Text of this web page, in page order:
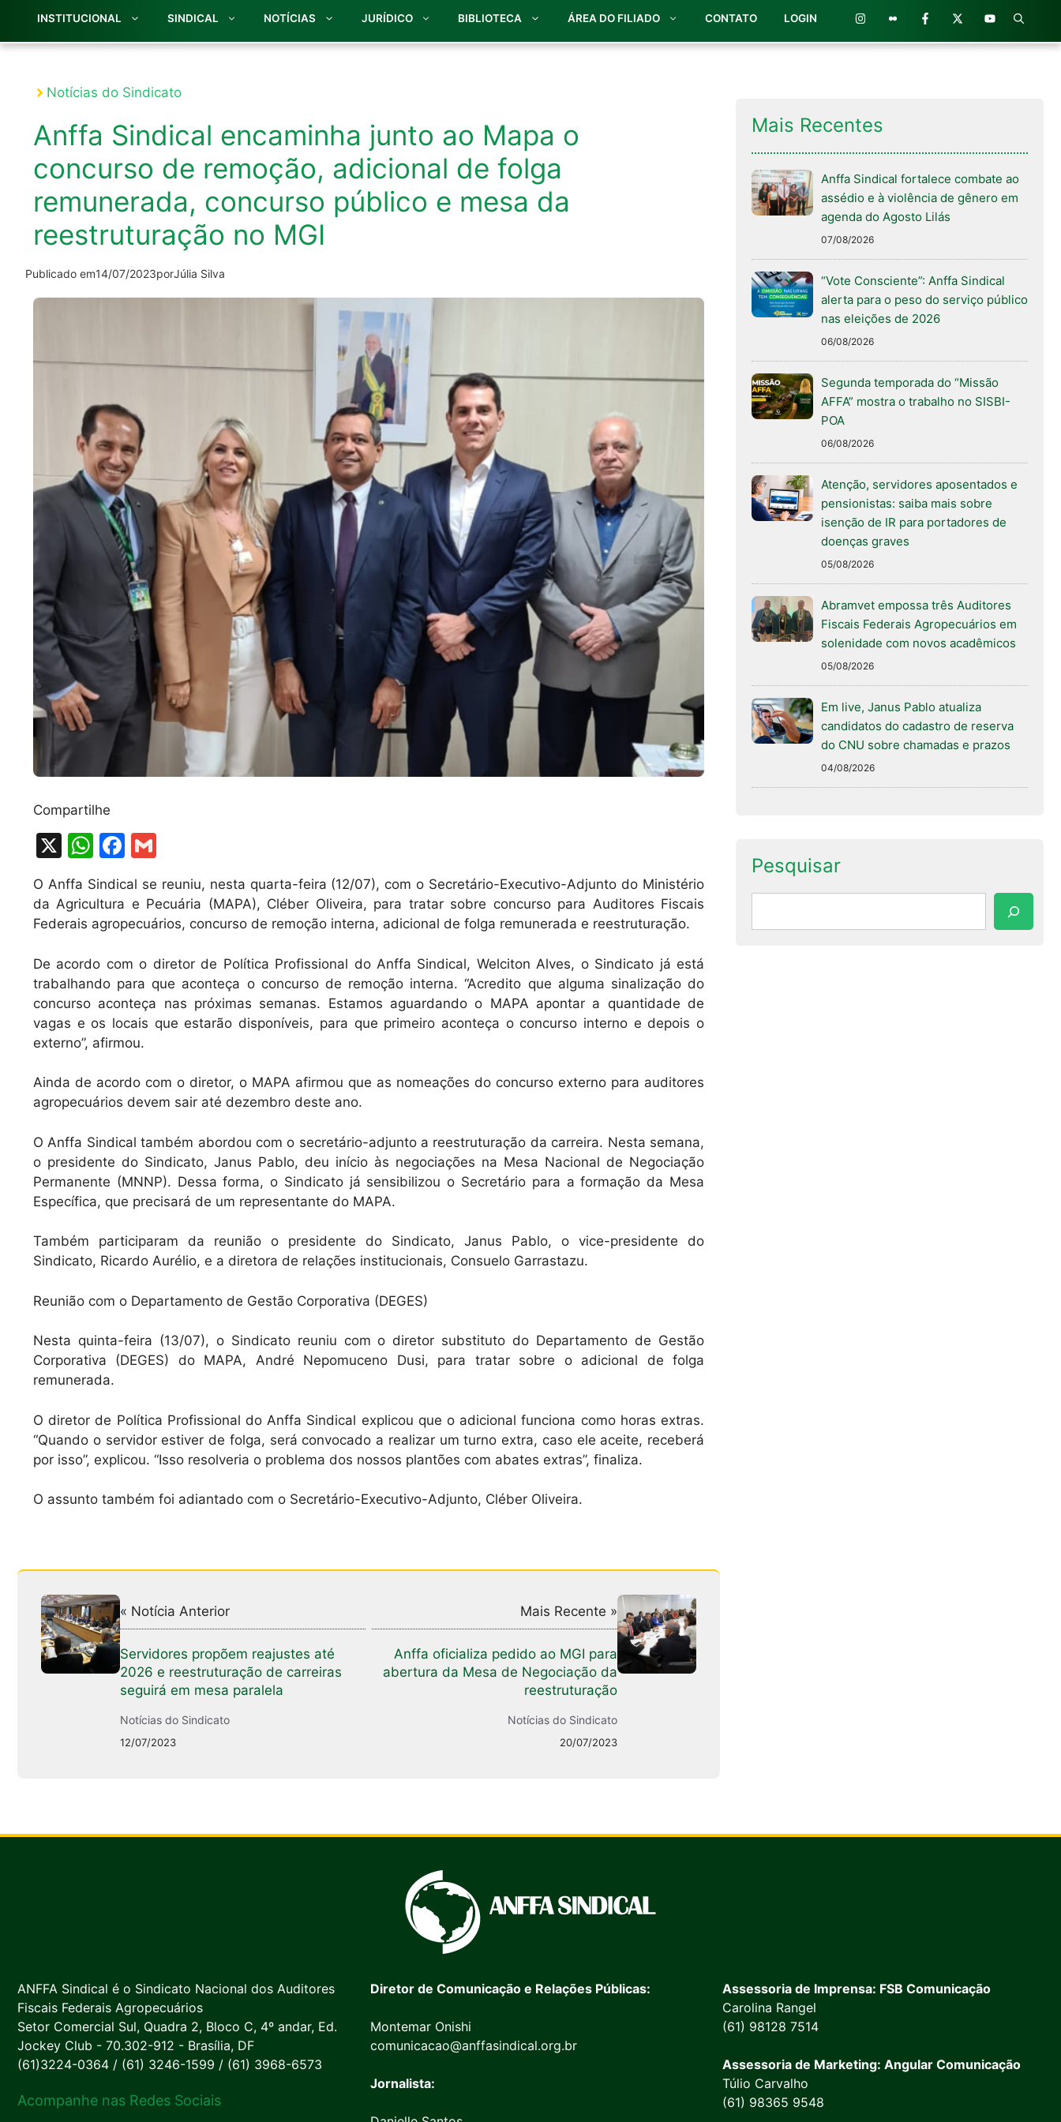
INSTITUCIONAL SINDICAL NOTÍCIAS JURÍDICO BIBLIOTECA ÁREA DO FILIADO CONTATO LOGIN
Notícias do Sindicato
Anffa Sindical encaminha junto ao Mapa o
concurso de remoção, adicional de folga
remunerada, concurso público e mesa da
reestruturação no MGI
Publicado em14/07/2023porJúlia Silva
Compartilhe
X
W
h
at
s
p
p
F
a
c
e
o
o
k
ai
l
O Anffa Sindical se reuniu, nesta quarta-feira (12/07), com o Secretário-Executivo-Adjunto do Ministério
da Agricultura e Pecuária (MAPA), Cléber Oliveira, para tratar sobre concurso para Auditores Fiscais
Federais agropecuários, concurso de remoção interna, adicional de folga remunerada e reestruturação.
De acordo com o diretor de Política Profissional do Anffa Sindical, Welciton Alves, o Sindicato já está
trabalhando para que aconteça o concurso de remoção interna. “Acredito que alguma sinalização do
concurso aconteça nas próximas semanas. Estamos aguardando o MAPA apontar a quantidade de
vagas e os locais que estarão disponíveis, para que primeiro aconteça o concurso interno e depois o
externo”, afirmou.
Ainda de acordo com o diretor, o MAPA afirmou que as nomeações do concurso externo para auditores
agropecuários devem sair até dezembro deste ano.
O Anffa Sindical também abordou com o secretário-adjunto a reestruturação da carreira. Nesta semana,
o presidente do Sindicato, Janus Pablo, deu início às negociações na Mesa Nacional de Negociação
Permanente (MNNP). Dessa forma, o Sindicato já sensibilizou o Secretário para a formação da Mesa
Específica, que precisará de um representante do MAPA.
Também participaram da reunião o presidente do Sindicato, Janus Pablo, o vice-presidente do
Sindicato, Ricardo Aurélio, e a diretora de relações institucionais, Consuelo Garrastazu.
Reunião com o Departamento de Gestão Corporativa (DEGES)
Nesta quinta-feira (13/07), o Sindicato reuniu com o diretor substituto do Departamento de Gestão
Corporativa (DEGES) do MAPA, André Nepomuceno Dusi, para tratar sobre o adicional de folga
remunerada.
O diretor de Política Profissional do Anffa Sindical explicou que o adicional funciona como horas extras.
“Quando o servidor estiver de folga, será convocado a realizar um turno extra, caso ele aceite, receberá
por isso”, explicou. “Isso resolveria o problema dos nossos plantões com abates extras”, finaliza.
O assunto também foi adiantado com o Secretário-Executivo-Adjunto, Cléber Oliveira.
« Notícia Anterior
Servidores propõem reajustes até
2026 e reestruturação de carreiras
seguirá em mesa paralela
Notícias do Sindicato
12/07/2023
Mais Recente »
Anffa oficializa pedido ao MGI para
abertura da Mesa de Negociação da
reestruturação
Notícias do Sindicato
20/07/2023
Mais Recentes
Anffa Sindical fortalece combate ao
assédio e à violência de gênero em
agenda do Agosto Lilás
07/08/2026
“Vote Consciente”: Anffa Sindical
alerta para o peso do serviço público
nas eleições de 2026
06/08/2026
Segunda temporada do “Missão
AFFA” mostra o trabalho no SISBI-
POA
06/08/2026
Atenção, servidores aposentados e
pensionistas: saiba mais sobre
isenção de IR para portadores de
doenças graves
05/08/2026
Abramvet empossa três Auditores
Fiscais Federais Agropecuários em
solenidade com novos acadêmicos
05/08/2026
Em live, Janus Pablo atualiza
candidatos do cadastro de reserva
do CNU sobre chamadas e prazos
04/08/2026
Pesquisar
ANFFA Sindical é o Sindicato Nacional dos Auditores
Fiscais Federais Agropecuários
Setor Comercial Sul, Quadra 2, Bloco C, 4º andar, Ed.
Jockey Club - 70.302-912 - Brasília, DF
(61)3224-0364 / (61) 3246-1599 / (61) 3968-6573
Acompanhe nas Redes Sociais
Diretor de Comunicação e Relações Públicas:
Montemar Onishi
comunicacao@anffasindical.org.br
Jornalista:
Assessoria de Imprensa: FSB Comunicação
Carolina Rangel
(61) 98128 7514
Assessoria de Marketing: Angular Comunicação
Túlio Carvalho
(61) 98365 9548